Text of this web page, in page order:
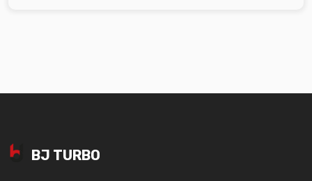
BJ TURBO